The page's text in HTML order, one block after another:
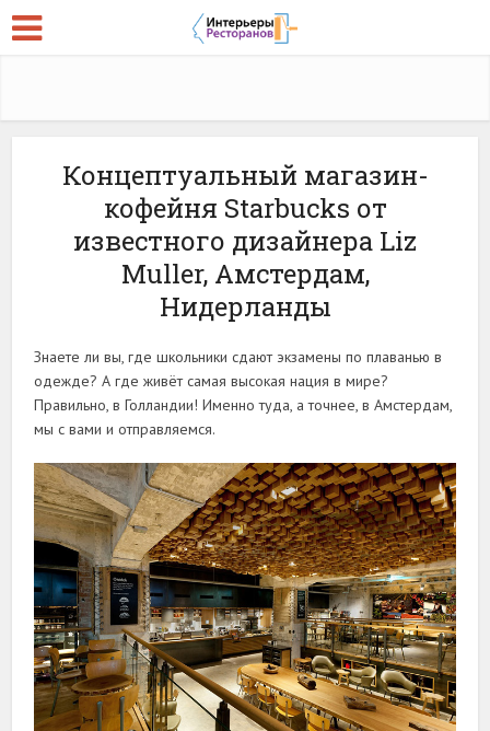
Концептуальный магазин-
кофейня Starbucks от
известного дизайнера Liz
Muller, Амстердам,
Нидерланды
Знаете ли вы, где школьники сдают экзамены по плаванью в
одежде? А где живёт самая высокая нация в мире?
Правильно, в Голландии! Именно туда, а точнее, в Амстердам,
мы с вами и отправляемся.